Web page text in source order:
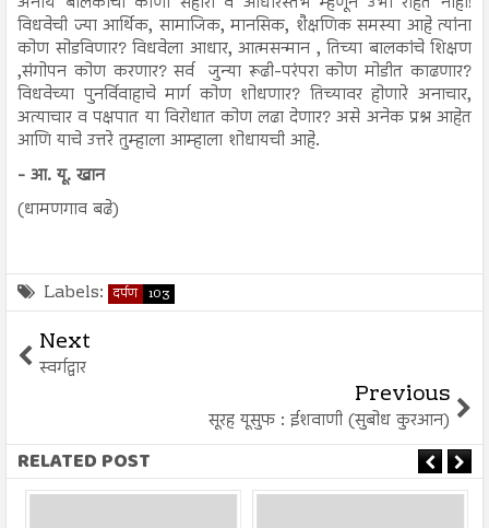
विधवेची ज्या आर्थिक, सामाजिक, मानसिक, शैक्षणिक समस्या आहे त्यांना
कोण सोडविणार? विधवेला आधार, आत्मसन्मान , तिच्या बालकांचे शिक्षण
,संगोपन कोण करणार? सर्व जुन्या रूढी-परंपरा कोण मोडीत काढणार?
विधवेच्या पुनर्विवाहाचे मार्ग कोण शोधणार? तिच्यावर होणारे अनाचार,
अत्याचार व पक्षपात या विरोधात कोण लढा देणार? असे अनेक प्रश्न आहेत
आणि याचे उत्तरे तुम्हाला आम्हाला शोधायची आहे.
- आ. यू. खान
(धामणगाव बढे)
Labels: दर्पण 103
Next
स्वर्गद्वार
Previous
सूरह यूसुफ : ईशवाणी (सुबोध कुरआन)
RELATED POST